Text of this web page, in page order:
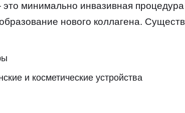
минимально инвазивная
нового коллагена.
и косметические устройства